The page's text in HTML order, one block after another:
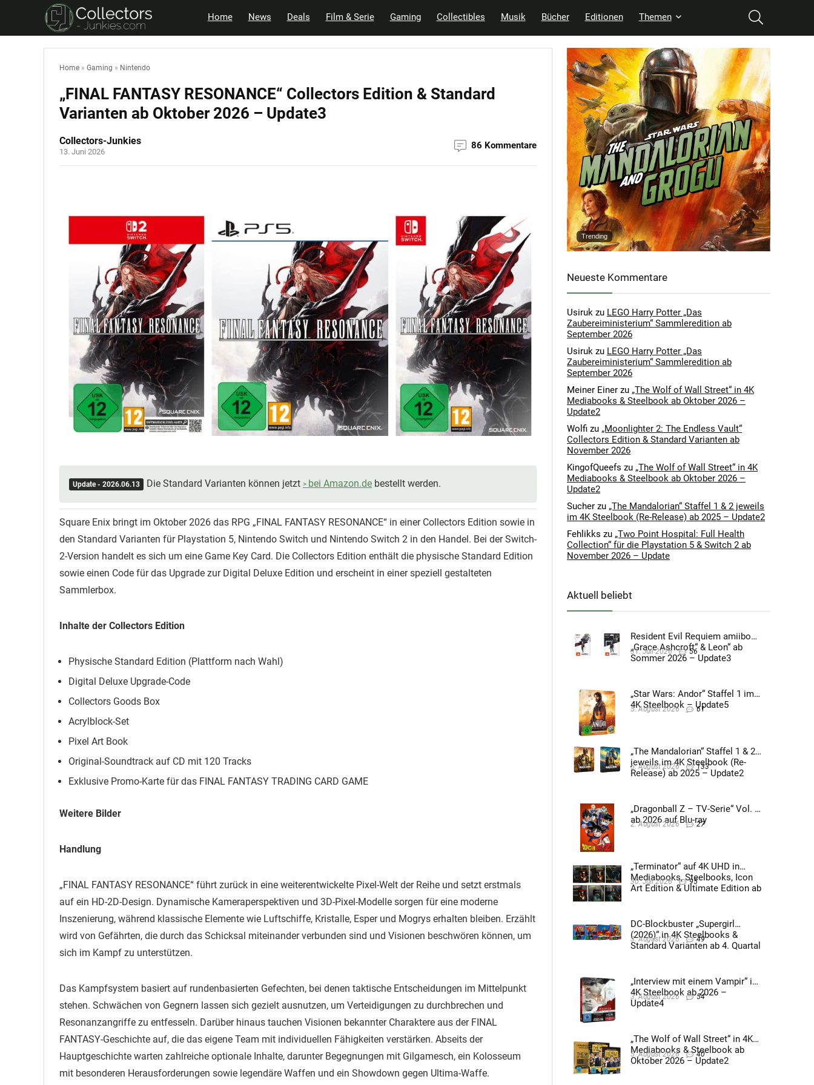
Home News Deals Film & Serie Gaming Collectibles Musik Bücher Editionen Themen
Home » Gaming » Nintendo
„FINAL FANTASY RESONANCE“ Collectors Edition & Standard
Varianten ab Oktober 2026 – Update3
Collectors-Junkies
13. Juni 2026
86 Kommentare
Update - 2026.06.13 Die Standard Varianten können jetzt bei Amazon.de bestellt werden.
Square Enix bringt im Oktober 2026 das RPG „FINAL FANTASY RESONANCE“ in einer Collectors Edition sowie in
den Standard Varianten für Playstation 5, Nintendo Switch und Nintendo Switch 2 in den Handel. Bei der Switch-
2-Version handelt es sich um eine Game Key Card. Die Collectors Edition enthält die physische Standard Edition
sowie einen Code für das Upgrade zur Digital Deluxe Edition und erscheint in einer speziell gestalteten
Sammlerbox.
Inhalte der Collectors Edition
Physische Standard Edition (Plattform nach Wahl)
Digital Deluxe Upgrade-Code
Collectors Goods Box
Acrylblock-Set
Pixel Art Book
Original-Soundtrack auf CD mit 120 Tracks
Exklusive Promo-Karte für das FINAL FANTASY TRADING CARD GAME
Weitere Bilder
Handlung
„FINAL FANTASY RESONANCE“ führt zurück in eine weiterentwickelte Pixel-Welt der Reihe und setzt erstmals
auf ein HD-2D-Design. Dynamische Kameraperspektiven und 3D-Pixel-Modelle sorgen für eine moderne
Inszenierung, während klassische Elemente wie Luftschiffe, Kristalle, Esper und Mogrys erhalten bleiben. Erzählt
wird von Gefährten, die durch das Schicksal miteinander verbunden sind und Visionen beschwören können, um
sich im Kampf zu unterstützen.
Das Kampfsystem basiert auf rundenbasierten Gefechten, bei denen taktische Entscheidungen im Mittelpunkt
stehen. Schwächen von Gegnern lassen sich gezielt ausnutzen, um Verteidigungen zu durchbrechen und
Resonanzangriffe zu entfesseln. Darüber hinaus tauchen Visionen bekannter Charaktere aus der FINAL
FANTASY-Geschichte auf, die das eigene Team mit individuellen Fähigkeiten verstärken. Abseits der
Hauptgeschichte warten zahlreiche optionale Inhalte, darunter Begegnungen mit Gilgamesch, ein Kolosseum
mit besonderen Herausforderungen sowie legendäre Waffen und ein Showdown gegen Ultima-Waffe.
Trending
Neueste Kommentare
Usiruk zu LEGO Harry Potter „Das
Zaubereiministerium“ Sammleredition ab
September 2026
Usiruk zu LEGO Harry Potter „Das
Zaubereiministerium“ Sammleredition ab
September 2026
Meiner Einer zu „The Wolf of Wall Street“ in 4K
Mediabooks & Steelbook ab Oktober 2026 –
Update2
Wolfi zu „Moonlighter 2: The Endless Vault“
Collectors Edition & Standard Varianten ab
November 2026
KingofQueefs zu „The Wolf of Wall Street“ in 4K
Mediabooks & Steelbook ab Oktober 2026 –
Update2
Sucher zu „The Mandalorian“ Staffel 1 & 2 jeweils
im 4K Steelbook (Re-Release) ab 2025 – Update2
Fehlikks zu „Two Point Hospital: Full Health
Collection“ für die Playstation 5 & Switch 2 ab
November 2026 – Update
Aktuell beliebt
Resident Evil Requiem amiibo
„Grace Ashcroft“ & Leon“ ab
Sommer 2026 – Update3
31. Juli 2026 56
„Star Wars: Andor“ Staffel 1 im
4K Steelbook – Update5
5. August 2026 61
„The Mandalorian“ Staffel 1 & 2
jeweils im 4K Steelbook (Re-
Release) ab 2025 – Update2
5. August 2026 133
„Dragonball Z – TV-Serie“ Vol. 4
ab 2026 auf Blu-ray
2. August 2026 27
„Terminator“ auf 4K UHD in
Mediabooks, Steelbooks, Icon
Art Edition & Ultimate Edition ab
30. Juli 2026 95
DC-Blockbuster „Supergirl
(2026)“ in 4K Steelbooks &
Standard Varianten ab 4. Quartal
3. August 2026 49
„Interview mit einem Vampir“ im
4K Steelbook ab 2026 –
Update4
3. August 2026 54
„The Wolf of Wall Street“ in 4K
Mediabooks & Steelbook ab
Oktober 2026 – Update2
5. August 2026 40